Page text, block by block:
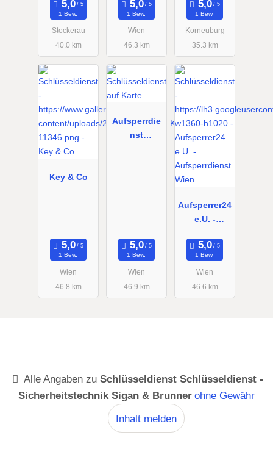
1 Bew.
Stockerau
40.0 km
Aufsperrdie
nst
1 Bew.
Wien
46.3 km
1 Bew.
Korneuburg
35.3 km
Key & Co
1 Bew.
Wien
46.8 km
Aufsperrdie
nst
1 Bew.
Wien
46.9 km
Aufsperrer24
e.U. -
nst Wien
1 Bew.
Wien
46.6 km
Alle Angaben zu Schlüsseldienst Schlüsseldienst -
Sicherheitstechnik Sigan & Brunner ohne Gewähr
Inhalt melden